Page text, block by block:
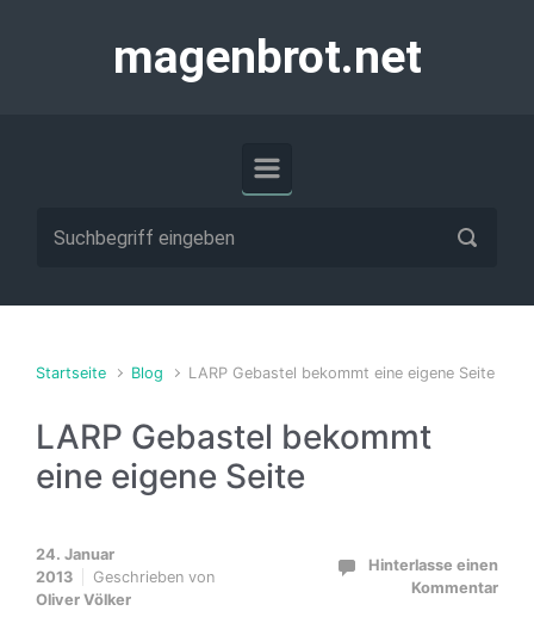
magenbrot.net
Startseite Blog LARP Gebastel bekommt eine eigene Seite
LARP Gebastel bekommt
eine eigene Seite
24. Januar
2013
Geschrieben von
Oliver Völker
Hinterlasse einen
Kommentar